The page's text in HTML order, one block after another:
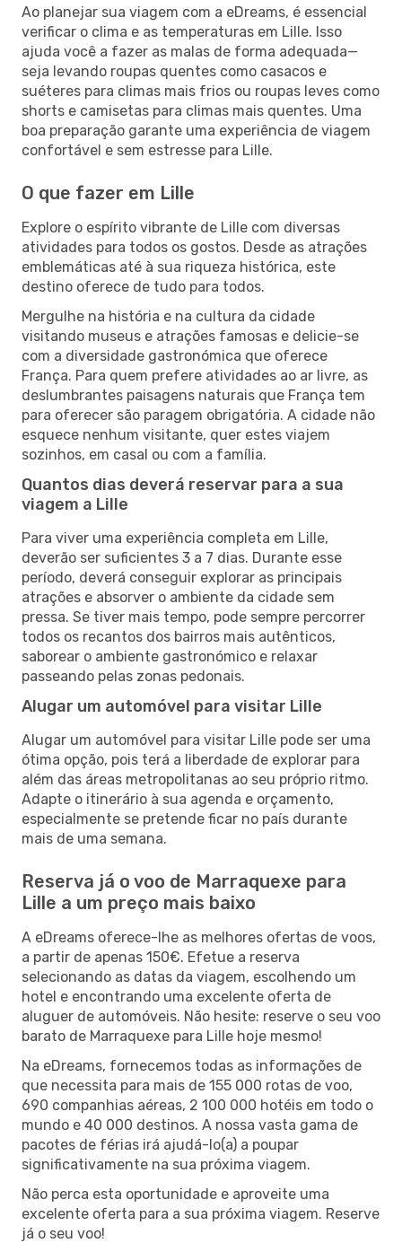
Ao planejar sua viagem com a eDreams, é essencial
verificar o clima e as temperaturas em Lille. Isso
ajuda você a fazer as malas de forma adequada—
seja levando roupas quentes como casacos e
suéteres para climas mais frios ou roupas leves como
shorts e camisetas para climas mais quentes. Uma
boa preparação garante uma experiência de viagem
confortável e sem estresse para Lille.
O que fazer em Lille
Explore o espírito vibrante de Lille com diversas
atividades para todos os gostos. Desde as atrações
emblemáticas até à sua riqueza histórica, este
destino oferece de tudo para todos.
Mergulhe na história e na cultura da cidade
visitando museus e atrações famosas e delicie-se
com a diversidade gastronómica que oferece
França. Para quem prefere atividades ao ar livre, as
deslumbrantes paisagens naturais que França tem
para oferecer são paragem obrigatória. A cidade não
esquece nenhum visitante, quer estes viajem
sozinhos, em casal ou com a família.
Quantos dias deverá reservar para a sua
viagem a Lille
Para viver uma experiência completa em Lille,
deverão ser suficientes 3 a 7 dias. Durante esse
período, deverá conseguir explorar as principais
atrações e absorver o ambiente da cidade sem
pressa. Se tiver mais tempo, pode sempre percorrer
todos os recantos dos bairros mais autênticos,
saborear o ambiente gastronómico e relaxar
passeando pelas zonas pedonais.
Alugar um automóvel para visitar Lille
Alugar um automóvel para visitar Lille pode ser uma
ótima opção, pois terá a liberdade de explorar para
além das áreas metropolitanas ao seu próprio ritmo.
Adapte o itinerário à sua agenda e orçamento,
especialmente se pretende ficar no país durante
mais de uma semana.
Reserva já o voo de Marraquexe para
Lille a um preço mais baixo
A eDreams oferece-lhe as melhores ofertas de voos,
a partir de apenas 150€. Efetue a reserva
selecionando as datas da viagem, escolhendo um
hotel e encontrando uma excelente oferta de
aluguer de automóveis. Não hesite: reserve o seu voo
barato de Marraquexe para Lille hoje mesmo!
Na eDreams, fornecemos todas as informações de
que necessita para mais de 155 000 rotas de voo,
690 companhias aéreas, 2 100 000 hotéis em todo o
mundo e 40 000 destinos. A nossa vasta gama de
pacotes de férias irá ajudá-lo(a) a poupar
significativamente na sua próxima viagem.
Não perca esta oportunidade e aproveite uma
excelente oferta para a sua próxima viagem. Reserve
já o seu voo!